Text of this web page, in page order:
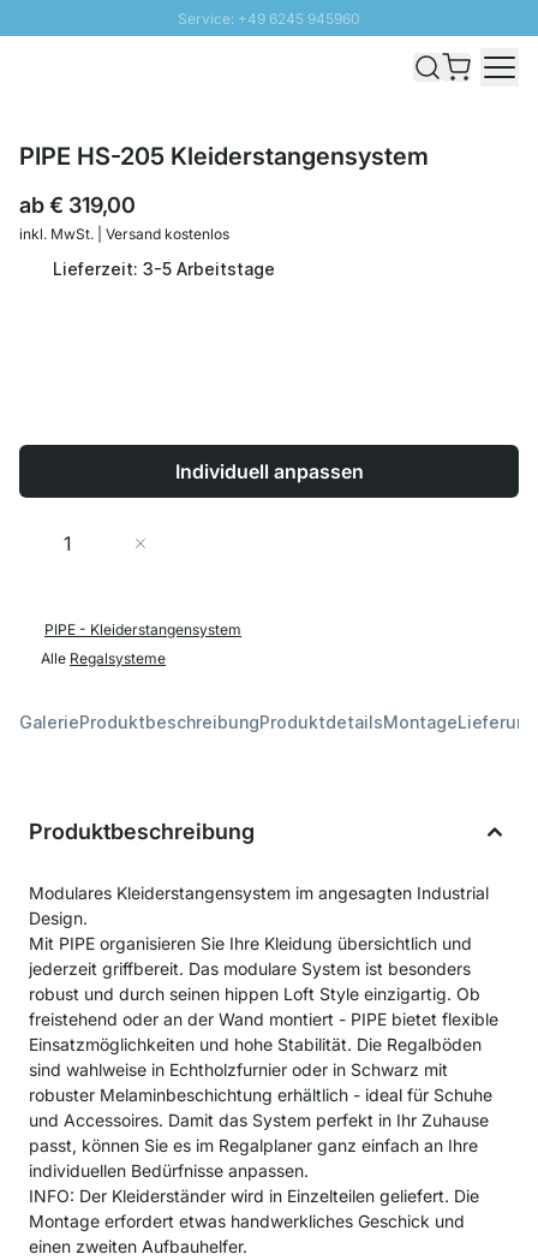
Service: +49 6245 945960
Schnelle Lieferung - Gratis Versand ab 100€
PIPE HS-205 Kleiderstangensystem
ab€ 319,00
inkl. MwSt. | Versand kostenlos
Lieferzeit: 3-5 Arbeitstage
Individuell anpassen
Menge
PIPE - Kleiderstangensystem
Alle Regalsysteme
GalerieProduktbeschreibungProduktdetailsMontage
Produktbeschreibung
Modulares Kleiderstangensystem im angesagten Industrial
Design.
Mit PIPE organisieren Sie Ihre Kleidung übersichtlich und
jederzeit griffbereit. Das modulare System ist besonders
robust und durch seinen hippen Loft Style einzigartig. Ob
freistehend oder an der Wand montiert - PIPE bietet flexible
Einsatzmöglichkeiten und hohe Stabilität. Die Regalböden
sind wahlweise in Echtholzfurnier oder in Schwarz mit
robuster Melaminbeschichtung erhältlich - ideal für Schuhe
und Accessoires. Damit das System perfekt in Ihr Zuhause
passt, können Sie es im Regalplaner ganz einfach an Ihre
individuellen Bedürfnisse anpassen.
INFO: Der Kleiderständer wird in Einzelteilen geliefert. Die
Montage erfordert etwas handwerkliches Geschick und
einen zweiten Aufbauhelfer.